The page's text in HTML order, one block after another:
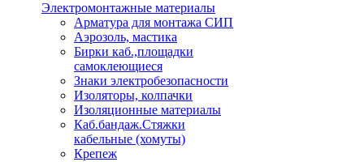
Электромонтажные материалы
Арматура для монтажа СИП
Аэрозоль, мастика
Бирки каб.,площадки
самоклеющиеся
Знаки электробезопасности
Изоляторы, колпачки
Изоляционные материалы
Каб.бандаж.Стяжки
кабельные (хомуты)
Крепеж